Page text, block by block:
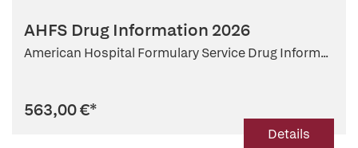
AHFS Drug Information 2026
American Hospital Formulary Service Drug Inform...
563,00 €*
Details